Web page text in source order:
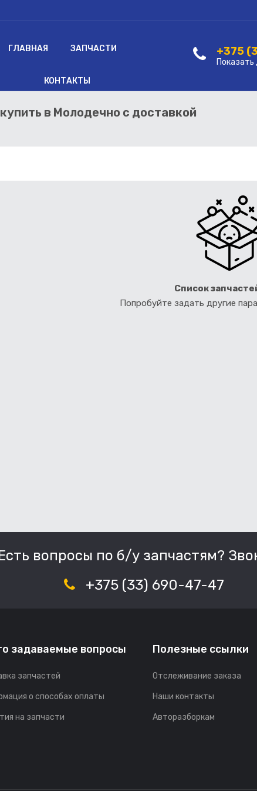
ГЛАВНАЯ ЗАПЧАСТИ
КОНТАКТЫ
+375
Показать
в Молодечно с доставкой
Список
Попробуйте задать другие
вопросы по б/у запчастям?
+375 (33) 690-47-47
задаваемые вопросы
запчастей
о способах оплаты
на запчасти
Полезные ссылки
Отслеживание заказа
Наши контакты
Авторазборкам